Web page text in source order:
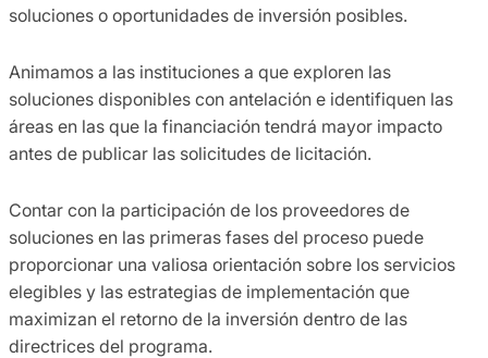
soluciones o oportunidades de inversión posibles.
Animamos a las instituciones a que exploren las
soluciones disponibles con antelación e identifiquen las
áreas en las que la financiación tendrá mayor impacto
antes de publicar las solicitudes de licitación.
Contar con la participación de los proveedores de
soluciones en las primeras fases del proceso puede
proporcionar una valiosa orientación sobre los servicios
elegibles y las estrategias de implementación que
maximizan el retorno de la inversión dentro de las
directrices del programa.